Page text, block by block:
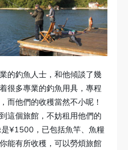
的釣魚人士，和他傾談了幾
很多專業的釣魚用具，專程
而他們的收穫當然不小呢！
這個旅館，不妨租用他們的
¥1500，已包括魚竿、魚糧
能有所收穫，可以勞煩旅館